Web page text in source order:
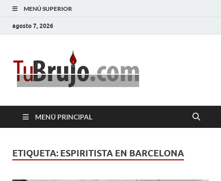
MENÚ SUPERIOR
agosto 7, 2026
MENÚ PRINCIPAL
ETIQUETA: ESPIRITISTA EN BARCELONA